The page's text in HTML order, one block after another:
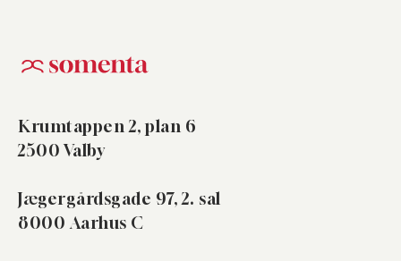
Krumtappen 2, plan 6
2500 Valby
Jægergårdsgade 97, 2. sal
8000 Aarhus C